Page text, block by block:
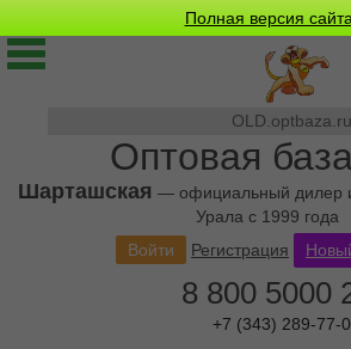
Полная версия сайта
OLD.optbaza.ru
Оптовая
Шарташская — официальный дилер
Урала с 1999 года
Войти Регистрация
8 800 5000
+7 (343) 289-77-